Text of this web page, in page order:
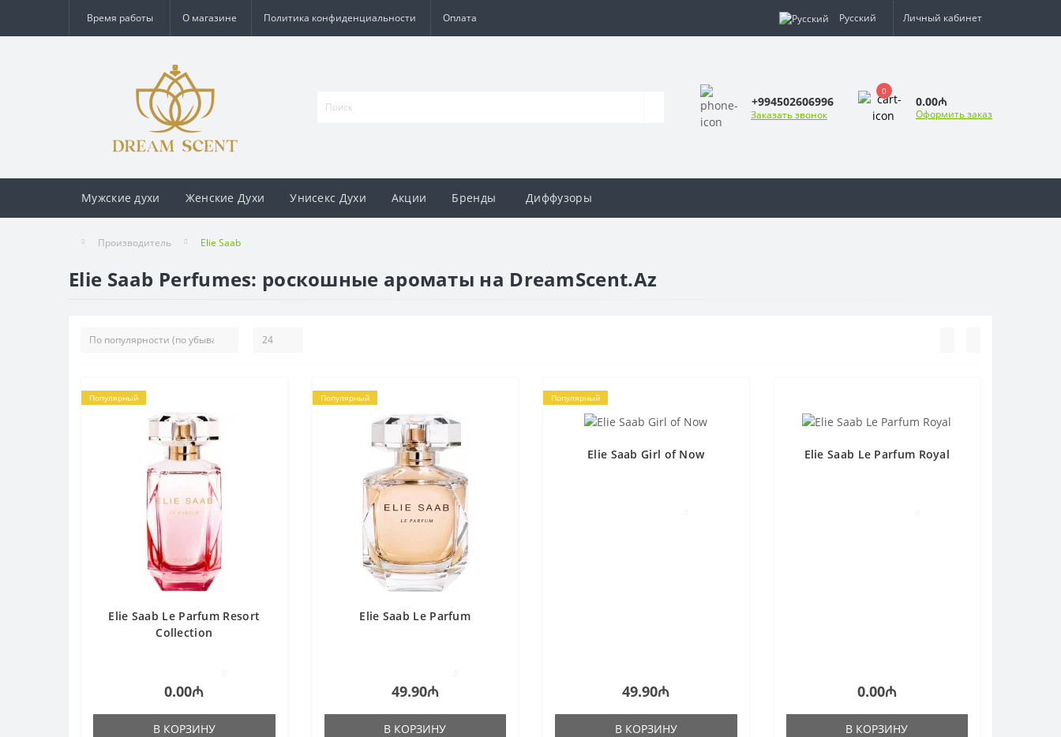
Время работы О магазине Политика конфиденциальности Оплата Русский Личный кабинет
+994502606996
Заказать звонок
0
0.00₼
Оформить заказ
Мужские духи Женские Духи Унисекс Духи Акции Бренды Диффузоры
Производитель Elie Saab
Elie Saab Perfumes: роскошные ароматы на DreamScent.Az
Популярный
Elie Saab Le Parfum Resort
Collection
0.00₼
В КОРЗИНУ
Популярный
Elie Saab Le Parfum
49.90₼
В КОРЗИНУ
Популярный
Elie Saab Girl of Now
49.90₼
В КОРЗИНУ
Elie Saab Le Parfum Royal
0.00₼
В КОРЗИНУ